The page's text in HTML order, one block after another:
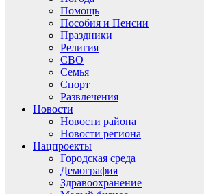
Помощь
Пособия и Пенсии
Праздники
Религия
СВО
Семья
Спорт
Развлечения
Новости
Новости района
Новости региона
Нацпроекты
Городская среда
Демография
Здравоохранение